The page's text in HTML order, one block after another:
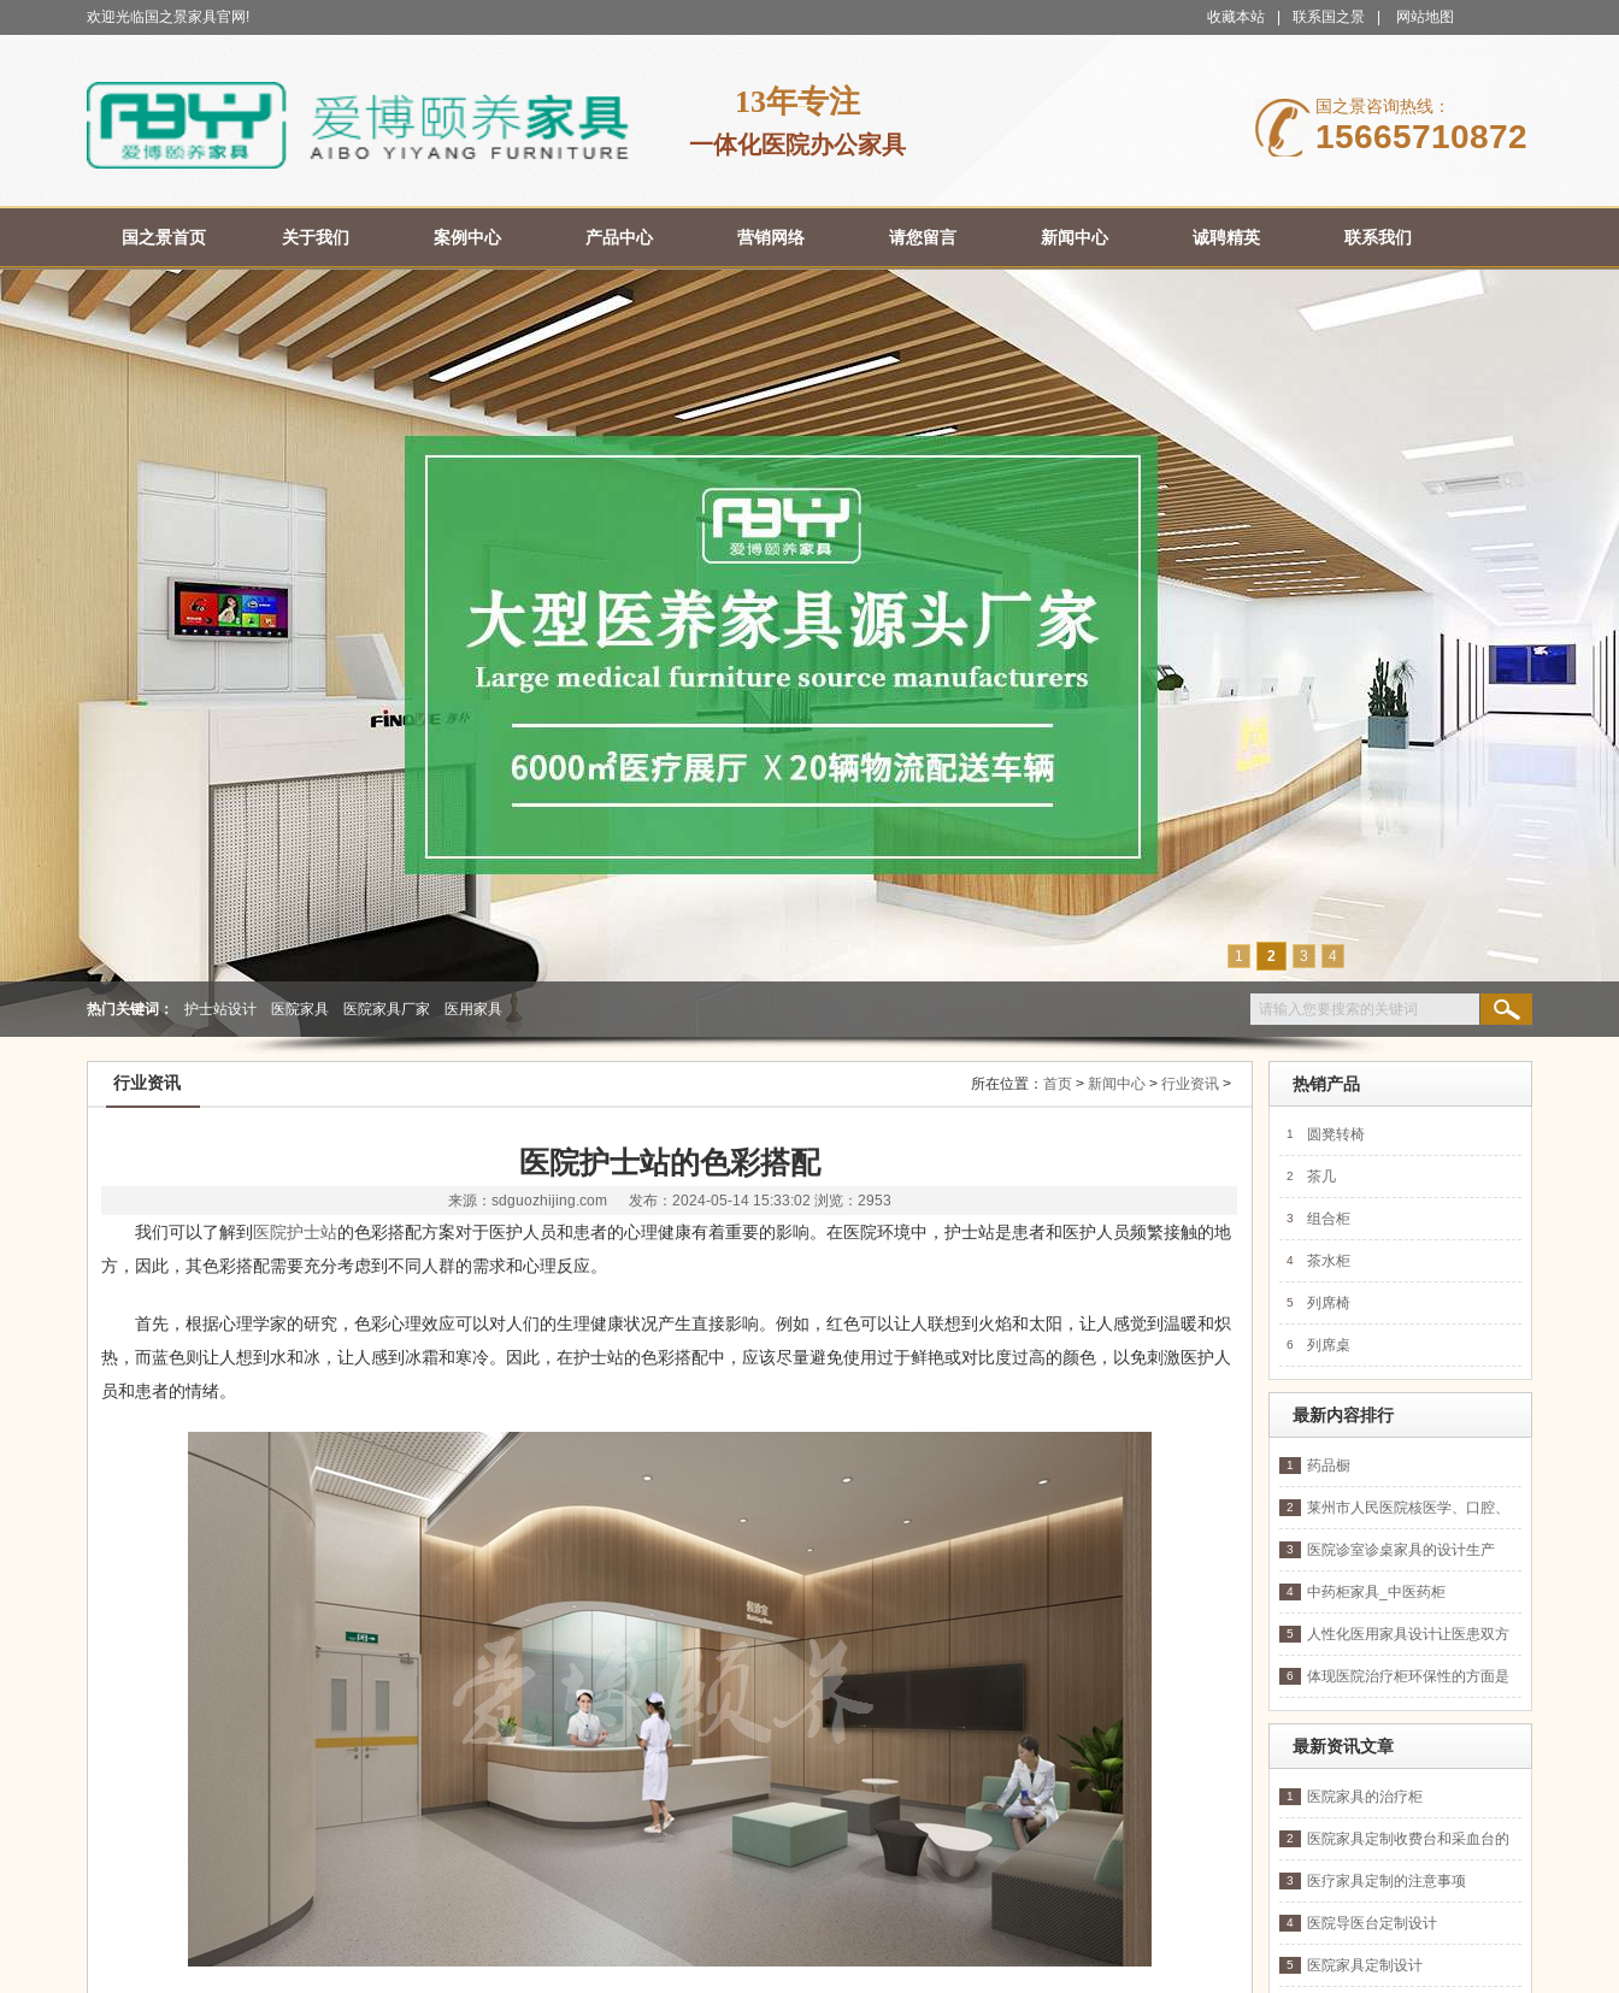
欢迎光临国之景家具官网! 收藏本站 联系国之景 网站地图
13年专注
一体化医院办公家具
国之景咨询热线：
15665710872
国之景首页 关于我们 案例中心 产品中心 营销网络 请您留言 新闻中心 诚聘精英 联系我们
1 2 3 4
热门关键词： 护士站设计 医院家具 医院家具厂家 医用家具
行业资讯 所在位置： 首页 > 新闻中心 > 行业资讯 >
医院护士站的色彩搭配
来源：sdguozhijing.com 发布：2024-05-14 15:33:02 浏览：2953
我们可以了解到 医院护士站的色彩搭配方案对于医护人员和患者的心理健康有着重要的影响。在医院环境中，护士站是患者和医护人员频繁接触的地
方，因此，其色彩搭配需要充分考虑到不同人群的需求和心理反应。
首先，根据心理学家的研究，色彩心理效应可以对人们的生理健康状况产生直接影响。例如，红色可以让人联想到火焰和太阳，让人感觉到温暖和炽
热，而蓝色则让人想到水和冰，让人感到冰霜和寒冷。因此，在护士站的色彩搭配中，应该尽量避免使用过于鲜艳或对比度过高的颜色，以免刺激医护人
员和患者的情绪。
热销产品
1 圆凳转椅
2 茶几
3 组合柜
4 茶水柜
5 列席椅
6 列席桌
最新内容排行
1 药品橱
2
莱州市人民医院核医学、口腔、
3 医院诊室诊桌家具的设计生产
4 中药柜家具_中医药柜
5
人性化医用家具设计让医患双方
6
体现医院治疗柜环保性的方面是
最新资讯文章
1 医院家具的治疗柜
2
医院家具定制收费台和采血台的
3 医疗家具定制的注意事项
4 医院导医台定制设计
5 医院家具定制设计